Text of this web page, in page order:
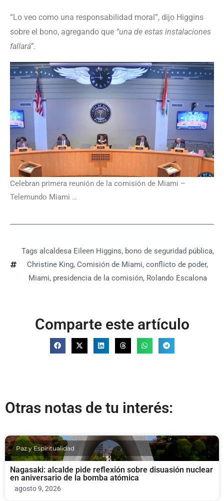
“Lo veo como una responsabilidad moral”, dijo Higgins
sobre el bono, agregando que “una de estas instalaciones
fallará”.
Celebran primera reunión de la comisión de Miami –
Telemundo Miami …
Tags alcaldesa Eileen Higgins, bono de seguridad pública,
Christine King, Comisión de Miami, conflicto de poder,
Miami, presidencia de la comisión, Rolando Escalona
Comparte este artículo
Otras notas de tu interés:
Paz y Espiritualidad
Nagasaki: alcalde pide reflexión sobre disuasión nuclear
en aniversario de la bomba atómica
agosto 9, 2026